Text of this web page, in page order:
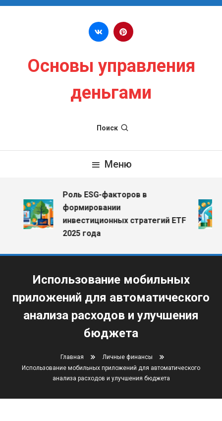
Перейти к содержимому
Основы управления
деньгами
Поиск
Меню
Роль ESG-факторов в
формировании
инвестиционных стратегий ETF
2025 года
Использование мобильных
приложений для автоматического
анализа расходов и улучшения
бюджета
Главная
Личные финансы
Использование мобильных приложений для автоматического
анализа расходов и улучшения бюджета